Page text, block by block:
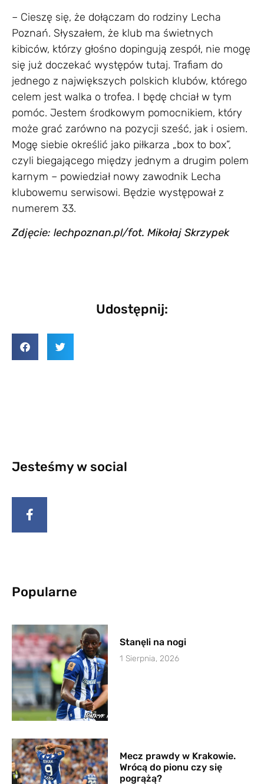
– Cieszę się, że dołączam do rodziny Lecha
Poznań. Słyszałem, że klub ma świetnych
kibiców, którzy głośno dopingują zespół, nie mogę
się już doczekać występów tutaj. Trafiam do
jednego z największych polskich klubów, którego
celem jest walka o trofea. I będę chciał w tym
pomóc. Jestem środkowym pomocnikiem, który
może grać zarówno na pozycji sześć, jak i osiem.
Mogę siebie określić jako piłkarza „box to box”,
czyli biegającego między jednym a drugim polem
karnym – powiedział nowy zawodnik Lecha
klubowemu serwisowi. Będzie występował z
numerem 33.
Zdjęcie: lechpoznan.pl/fot. Mikołaj Skrzypek
Udostępnij:
Jesteśmy w social
Popularne
Stanęli na nogi
1 Sierpnia, 2026
Mecz prawdy w Krakowie.
Wrócą do pionu czy się
pogrążą?